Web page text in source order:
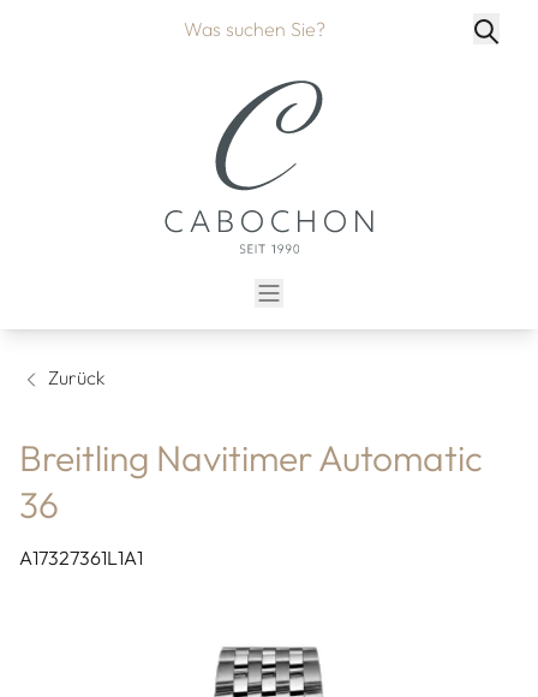
Zurück
Breitling Navitimer Automatic
36
A17327361L1A1